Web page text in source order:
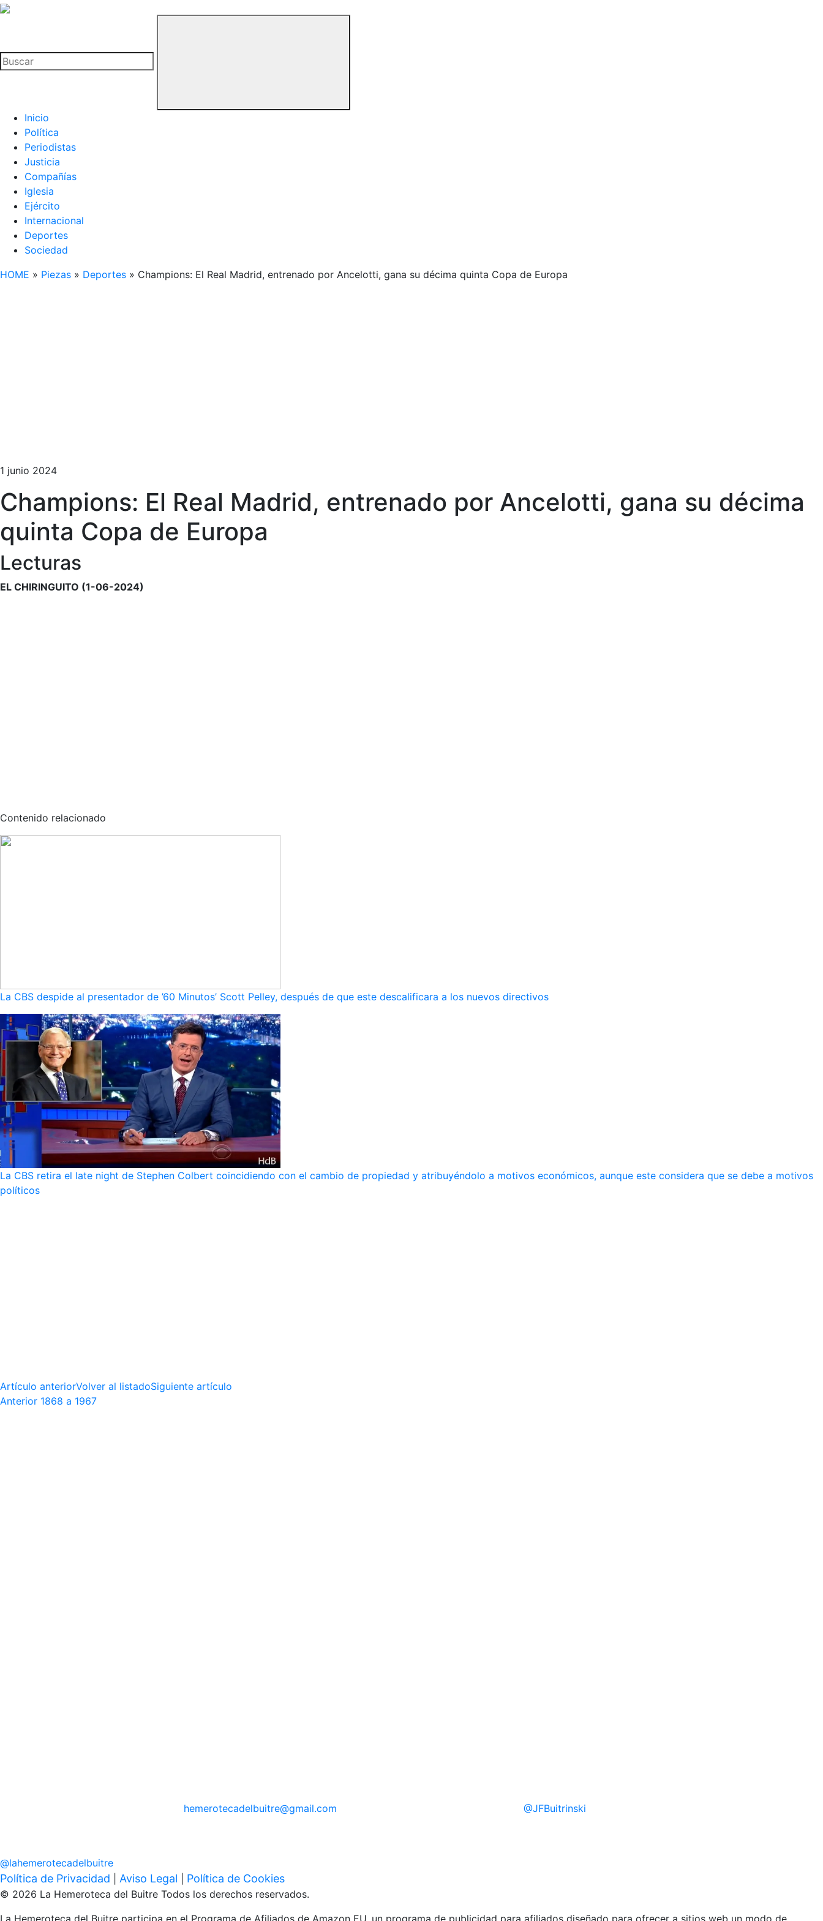
La
Buitre
Inicio
Política
Periodistas
Justicia
Compañías
Iglesia
Ejército
Internacional
Deportes
Sociedad
HOME » Piezas » Deportes » Champions: El Real Madrid, entrenado por Ancelotti, gana su décima quinta Copa de Europa
1 junio 2024
Champions: El Real Madrid, entrenado por Ancelotti, gana su décima
quinta Copa de Europa
Lecturas
EL CHIRINGUITO (1-06-2024)
Contenido relacionado
La CBS despide al presentador de ’60 Minutos’ Scott Pelley, después de que este descalificara a los nuevos directivos
La CBS retira el late night de Stephen Colbert coincidiendo con el cambio de propiedad y atribuyéndolo a motivos económicos, aunque este considera que se debe a motivos
políticos
Artículo anteriorVolver al listadoSiguiente artículo
Anterior 1868 a 1967
hemerotecadelbuitre@gmail.com @JFBuitrinski
@lahemerotecadelbuitre
Política de Privacidad Aviso Legal Política de Cookies
© 2026 La Hemeroteca del Buitre Todos los derechos reservados.
La Hemeroteca del Buitre participa en el Programa de Afiliados de Amazon EU, un programa de publicidad para afiliados diseñado para ofrecer a sitios web un modo de